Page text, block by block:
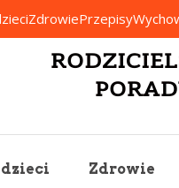
ZdrowiePrzepisy
Zdrowie